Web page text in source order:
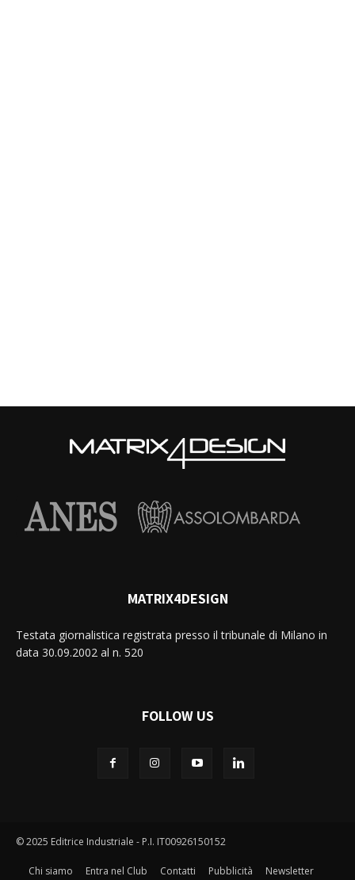
MATRIX4DESIGN
Testata giornalistica registrata presso il tribunale di Milano in
data 30.09.2002 al n. 520
FOLLOW US
© 2025 Editrice Industriale - P.I. IT00926150152
Chi siamo Entra nel Club Contatti Pubblicità Newsletter